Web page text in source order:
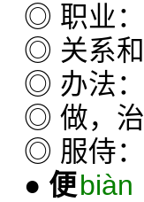
◎ 职业
◎ 关系
◎ 办法：
◎ 做，
◎ 服侍：
● 便biàn